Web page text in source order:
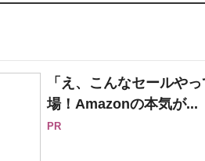
「え、こんなセールや
場！Amazonの本気が...
PR